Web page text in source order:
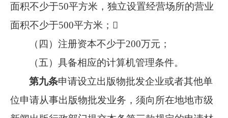
面积不少于50平方米，独立设置经营场所的营业
面积不少于500平方米；
（四）注册资本不少于200万元；
（五）具备相应的计算机管理条件。
第九条申请设立出版物批发企业或者其他单
位申请从事出版物批发业务，须向所在地地市级